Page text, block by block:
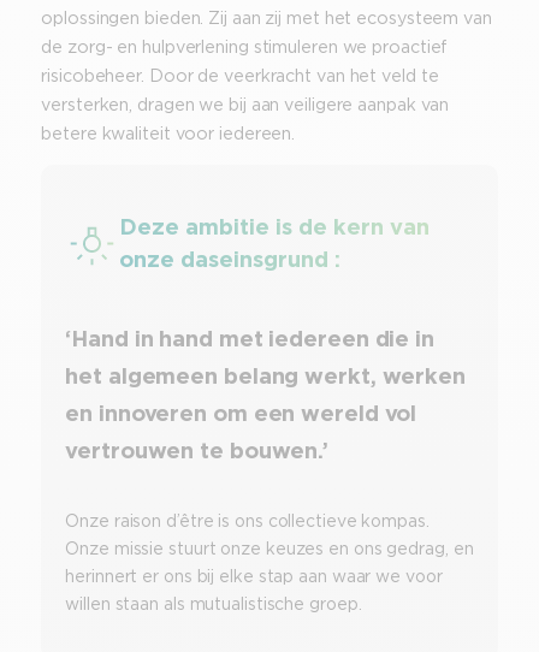
oplossingen bieden. Zij aan zij met het ecosysteem van
de zorg- en hulpverlening stimuleren we proactief
risicobeheer. Door de veerkracht van het veld te
versterken, dragen we bij aan veiligere aanpak van
betere kwaliteit voor iedereen.
Deze ambitie is de kern van
onze daseinsgrund :
‘Hand in hand met iedereen die in
het algemeen belang werkt, werken
en innoveren om een wereld vol
vertrouwen te bouwen.’
Onze raison d’être is ons collectieve kompas.
Onze missie stuurt onze keuzes en ons gedrag, en
herinnert er ons bij elke stap aan waar we voor
willen staan als mutualistische groep.